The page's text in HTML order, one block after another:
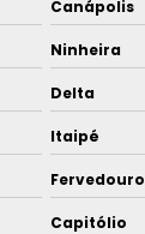
Canápolis
Ninheira
Delta
Itaipé
Fervedouro
Capitólio